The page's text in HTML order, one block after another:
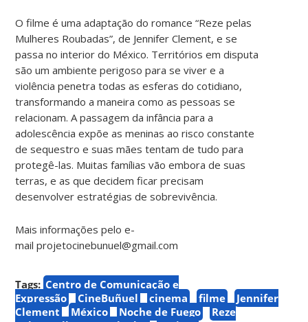
O filme é uma adaptação do romance “Reze pelas
Mulheres Roubadas”, de Jennifer Clement, e se
passa no interior do México. Territórios em disputa
são um ambiente perigoso para se viver e a
violência penetra todas as esferas do cotidiano,
transformando a maneira como as pessoas se
relacionam. A passagem da infância para a
adolescência expõe as meninas ao risco constante
de sequestro e suas mães tentam de tudo para
protegê-las. Muitas famílias vão embora de suas
terras, e as que decidem ficar precisam
desenvolver estratégias de sobrevivência.
Mais informações pelo e-
mail projetocinebunuel@gmail.com
Tags: Centro de Comunicação e
Expressão
CineBuñuel cinema filme
Jennifer
Clement
México Noche de Fuego
Reze